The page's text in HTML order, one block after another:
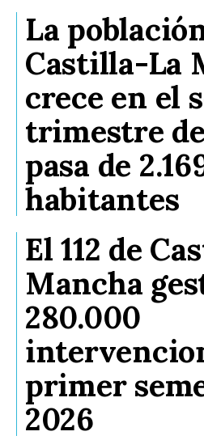
La
Castilla-La
crece en el
trimestre
pasa de
habitantes
El 112 de
Mancha
280.000
primer
2026